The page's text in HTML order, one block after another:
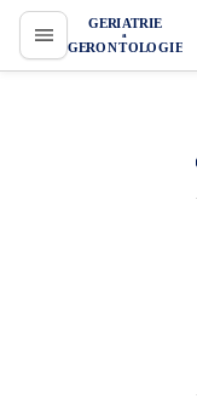
proLékaře.cz